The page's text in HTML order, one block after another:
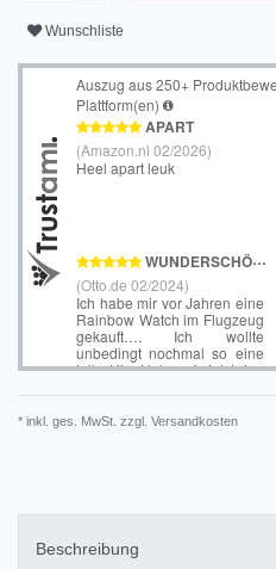
Wunschliste
* inkl. ges. MwSt. zzgl. Versandkosten
Beschreibung